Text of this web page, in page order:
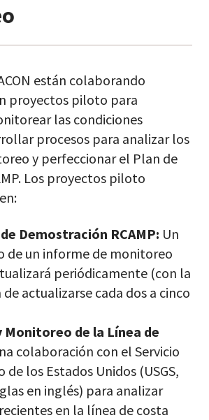
están colaborando
proyectos piloto para
las condiciones
procesos para analizar los
y perfeccionar el Plan de
Los proyectos piloto
Demostración RCAMP: Un
de un informe de monitoreo
periódicamente (con la
actualizarse cada dos a cinco
Monitoreo de la Línea de
colaboración con el Servicio
de los Estados Unidos (USGS,
en inglés) para analizar
en la línea de costa